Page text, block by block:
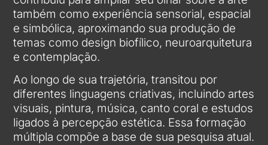
também como experiência sensorial, espacial
e simbólica, aproximando sua produção de
temas como design biofílico, neuroarquitetura
e contemplação.
Ao longo de sua trajetória, transitou por
diferentes linguagens criativas, incluindo artes
visuais, pintura, música, canto coral e estudos
ligados à percepção estética. Essa formação
múltipla compõe a base de sua pesquisa atual.